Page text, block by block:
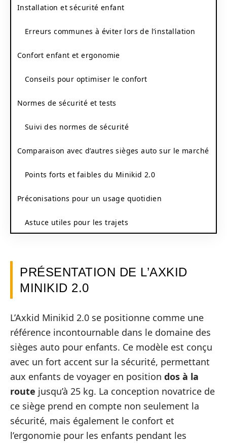
Installation et sécurité enfant
Erreurs communes à éviter lors de l’installation
Confort enfant et ergonomie
Conseils pour optimiser le confort
Normes de sécurité et tests
Suivi des normes de sécurité
Comparaison avec d’autres sièges auto sur le marché
Points forts et faibles du Minikid 2.0
Préconisations pour un usage quotidien
Astuce utiles pour les trajets
PRÉSENTATION DE L’AXKID
MINIKID 2.0
L’Axkid Minikid 2.0 se positionne comme une
référence incontournable dans le domaine des
sièges auto pour enfants. Ce modèle est conçu
avec un fort accent sur la sécurité, permettant
aux enfants de voyager en position dos à la
route jusqu’à 25 kg. La conception novatrice de
ce siège prend en compte non seulement la
sécurité, mais également le confort et
l’ergonomie pour les enfants pendant les